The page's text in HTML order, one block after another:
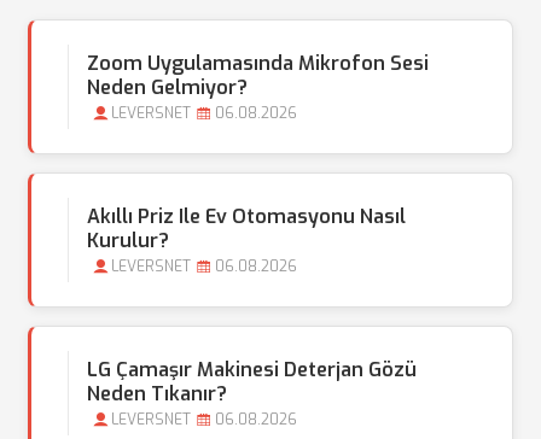
Zoom Uygulamasında Mikrofon Sesi
Neden Gelmiyor?
LEVERSNET 06.08.2026
Akıllı Priz Ile Ev Otomasyonu Nasıl
Kurulur?
LEVERSNET 06.08.2026
LG Çamaşır Makinesi Deterjan Gözü
Neden Tıkanır?
LEVERSNET 06.08.2026